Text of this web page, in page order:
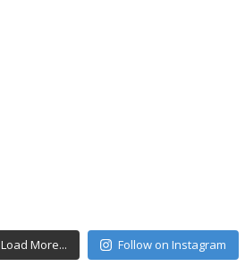
Load More... Follow on Instagram